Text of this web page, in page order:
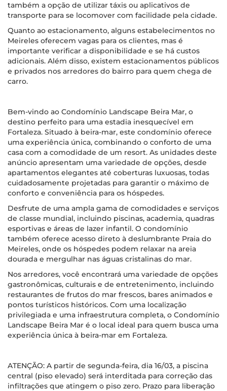
também a opção de utilizar táxis ou aplicativos de
transporte para se locomover com facilidade pela cidade.
Quanto ao estacionamento, alguns estabelecimentos no
Meireles oferecem vagas para os clientes, mas é
importante verificar a disponibilidade e se há custos
adicionais. Além disso, existem estacionamentos públicos
e privados nos arredores do bairro para quem chega de
carro.
Bem-vindo ao Condomínio Landscape Beira Mar, o
destino perfeito para uma estadia inesquecível em
Fortaleza. Situado à beira-mar, este condomínio oferece
uma experiência única, combinando o conforto de uma
casa com a comodidade de um resort. As unidades deste
anúncio apresentam uma variedade de opções, desde
apartamentos elegantes até coberturas luxuosas, todas
cuidadosamente projetadas para garantir o máximo de
conforto e conveniência para os hóspedes.
Desfrute de uma ampla gama de comodidades e serviços
de classe mundial, incluindo piscinas, academia, quadras
esportivas e áreas de lazer infantil. O condomínio
também oferece acesso direto à deslumbrante Praia do
Meireles, onde os hóspedes podem relaxar na areia
dourada e mergulhar nas águas cristalinas do mar.
Nos arredores, você encontrará uma variedade de opções
gastronômicas, culturais e de entretenimento, incluindo
restaurantes de frutos do mar frescos, bares animados e
pontos turísticos históricos. Com uma localização
privilegiada e uma infraestrutura completa, o Condomínio
Landscape Beira Mar é o local ideal para quem busca uma
experiência única à beira-mar em Fortaleza.
ATENÇÃO: A partir de segunda-feira, dia 16/03, a piscina
central (piso elevado) será interditada para correção das
infiltrações que atingem o piso zero. Prazo para liberação